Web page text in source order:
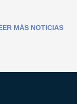
MÁS NOTICIAS